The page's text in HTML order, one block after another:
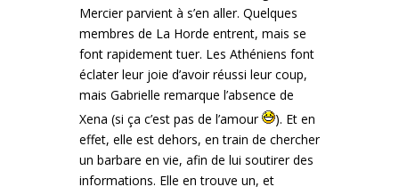
Mercier parvient à s’en aller. Quelques
membres de La Horde entrent, mais se
font rapidement tuer. Les Athéniens font
éclater leur joie d’avoir réussi leur coup,
mais Gabrielle remarque l’absence de
Xena (si ça c’est pas de l’amour
). Et en
effet, elle est dehors, en train de chercher
un barbare en vie, afin de lui soutirer des
informations. Elle en trouve un, et